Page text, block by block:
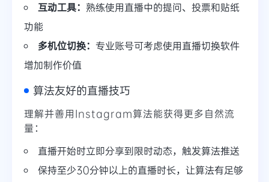
互动工具： 熟练使用直播中的提问、投票和贴纸
功能
多机位切换： 专业账号可考虑使用直播切换软件
增加制作价值
算法友好的直播技巧
理解并善用Instagram算法能获得更多自然流
量：
直播开始时立即分享到限时动态，触发算法推送
保持至少30分钟以上的直播时长，让算法有足够